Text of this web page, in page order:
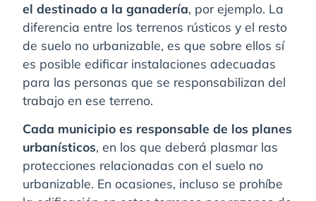
el destinado a la ganadería, por ejemplo. La
diferencia entre los terrenos rústicos y el resto
de suelo no urbanizable, es que sobre ellos sí
es posible edificar instalaciones adecuadas
para las personas que se responsabilizan del
trabajo en ese terreno.
Cada municipio es responsable de los planes
urbanísticos, en los que deberá plasmar las
protecciones relacionadas con el suelo no
urbanizable. En ocasiones, incluso se prohíbe